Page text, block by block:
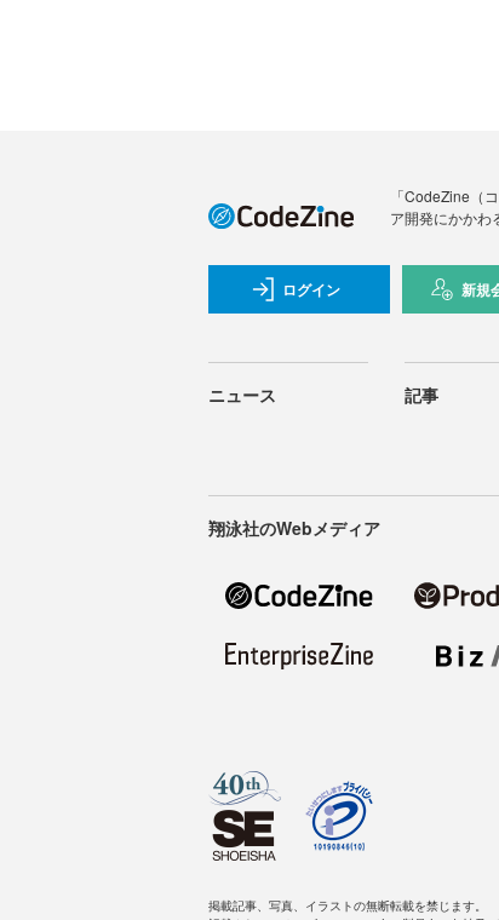
「CodeZine（
ア開発にかかわ
ログイン 新規
ニュース 記事
翔泳社のWebメディア
掲載記事、写真、イラストの無断転載を禁じます。